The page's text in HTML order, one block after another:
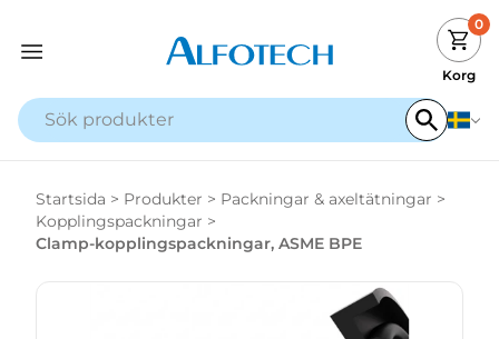
0
Korg
Startsida > Produkter > Packningar & axeltätningar >
Kopplingspackningar >
Clamp-kopplingspackningar, ASME BPE